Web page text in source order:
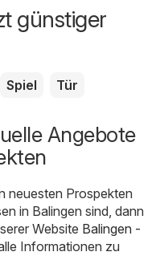
günstiger
Spiel Tür
Angebote
neuesten Prospekten
in Balingen sind, dann
Website Balingen -
Informationen zu